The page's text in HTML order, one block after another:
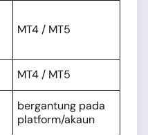
MT4 / MT5
MT4 / MT5
bergantung pada
platform/akaun